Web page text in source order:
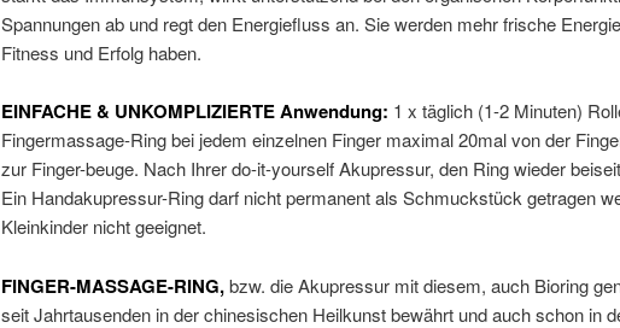
Spannungen ab und regt den Energiefluss an. Sie werden mehr frische
Fitness und Erfolg haben.
EINFACHE & UNKOMPLIZIERTE Anwendung: 1 x täglich (1-2 Minuten)
Fingermassage-Ring bei jedem einzelnen Finger maximal 20mal von der
zur Finger-beuge. Nach Ihrer do-it-yourself Akupressur, den Ring wieder
Ein Handakupressur-Ring darf nicht permanent als Schmuckstück getragen
Kleinkinder nicht geeignet.
FINGER-MASSAGE-RING,bzw. die Akupressur mit diesem, auch Bioring
seit Jahrtausenden in der chinesischen Heilkunst bewährt und auch schon in